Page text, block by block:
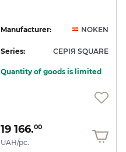
Manufacturer: NOKEN
Series: СЕРІЯ SQUARE
Quantity of goods is limited
19 166.00
UAH/pc.